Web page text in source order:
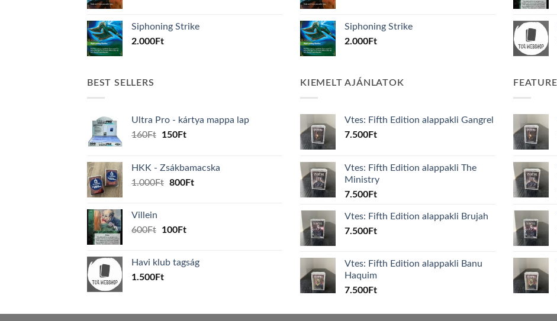
Siphoning Strike
2.000Ft
Siphoning Strike
2.000Ft
BEST SELLERS
Ultra Pro - kártya mappa lap
160Ft
Original
160Ft.
150FtCurrent
150Ft.
HKK - Zsákbamacska
1.000Ft Original
800FtCurrent
Villein
600Ft
Original
600Ft.
100FtCurrent
100Ft.
Havi klub tagság
1.500Ft
KIEMELT AJÁNLATOK
Vtes: Fifth Edition alappakli Gangrel
7.500Ft
Vtes: Fifth Edition alappakli The
Ministry
7.500Ft
Vtes: Fifth Edition alappakli Brujah
7.500Ft
Vtes: Fifth Edition alappakli Banu
Haquim
7.500Ft